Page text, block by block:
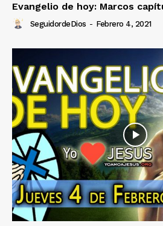
Evangelio de hoy: Marcos
SeguidordeDios - Febrero 4, 2021